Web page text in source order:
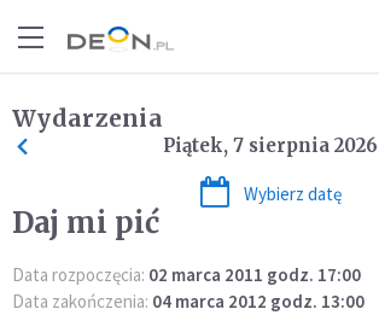
Wydarzenia
Piątek, 7 sierpnia 2026
Wybierz datę
Daj mi pić
Data rozpoczęcia: 02 marca 2011 godz. 17:00
Data zakończenia: 04 marca 2012 godz. 13:00